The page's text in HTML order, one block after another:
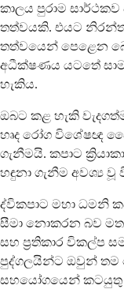
කාලය පුරාම
තත්වයකි. එයට
තත්වයෙන් පෙළෙන
අධීක්ෂණය යටතේ
හැකිය.
ඔබට කළ හැකි
හෘද රෝග විශේෂඥ
ගැනීමයි. කපාට
හඳුනා ගැනීම අවශ්‍ය
ද්විකපාට මහා ධමනි
සීමා නොකරන බව
සහ ප්‍රතිකාර විකල්ප
පුද්ගලයින්ට ඔවුන් තම
සහයෝගයෙන් කටයුතු